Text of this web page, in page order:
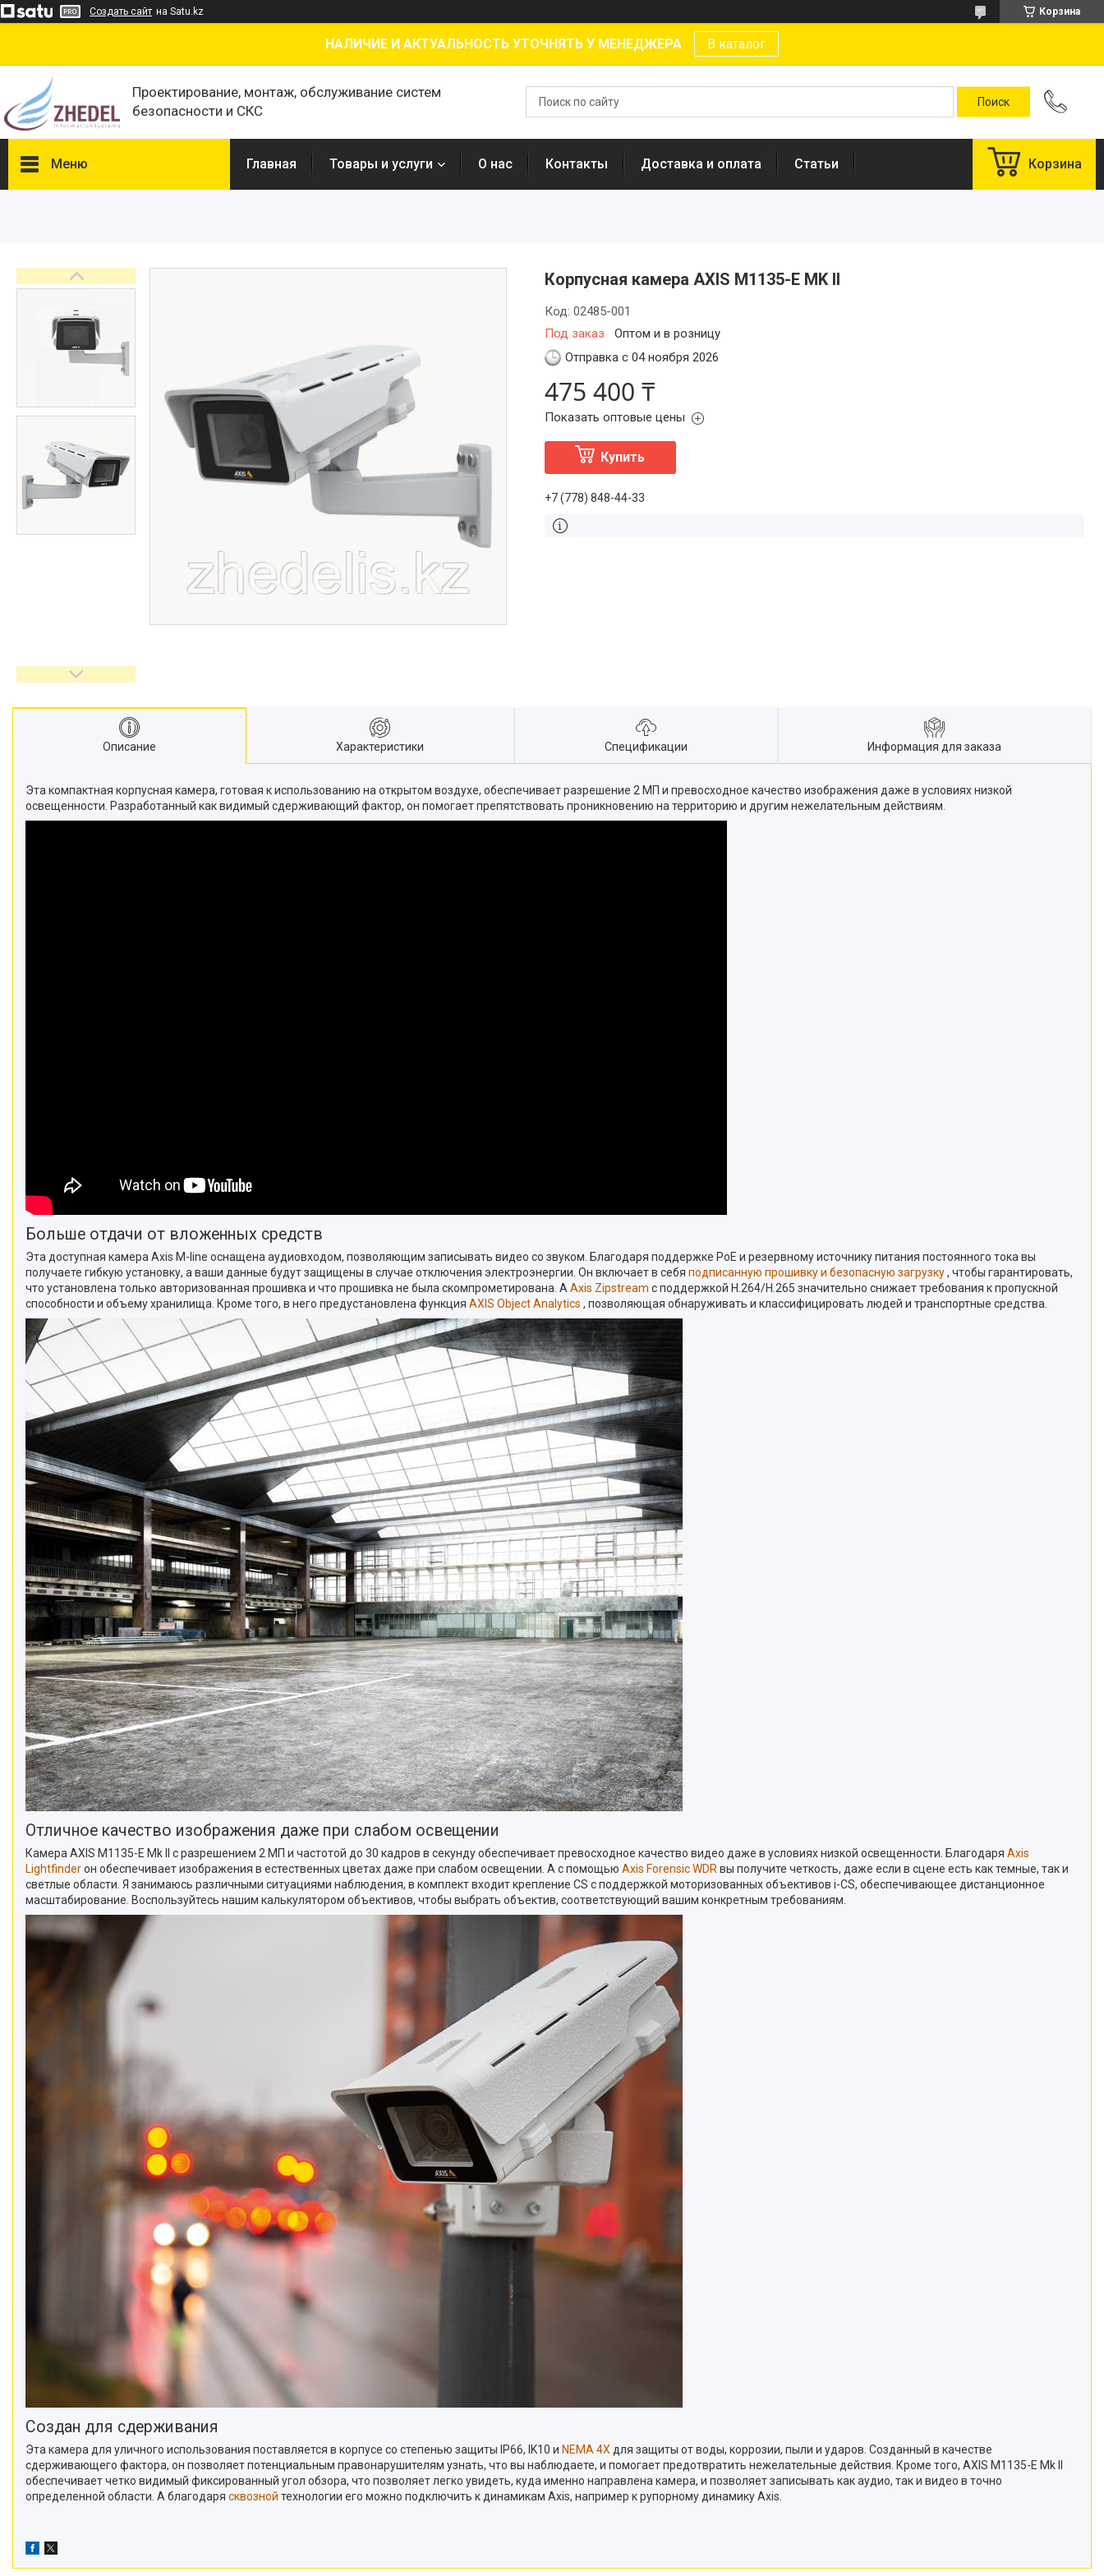
Создать сайт на Satu.kz Корзина
НАЛИЧИЕ И АКТУАЛЬНОСТЬ УТОЧНЯТЬ У МЕНЕДЖЕРА В каталог
Проектирование, монтаж, обслуживание систем
безопасности и СКС
Меню
Сертификаты
Главная Товары и услуги О нас Контакты Доставка и оплата Статьи Корзина
Корпусная камера AXIS M1135-E MK II
Под заказ Оптом и в розницу
Код: 02485-001
Отправка с 04 ноября 2026
475 400 ₸
Показать оптовые цены
Купить
+7 (778) 848-44-33
Описание Характеристики Спецификации Информация для заказа
Эта компактная корпусная камера, готовая к использованию на открытом воздухе, обеспечивает разрешение 2 МП и превосходное качество изображения даже в условиях низкой
освещенности. Разработанный как видимый сдерживающий фактор, он помогает препятствовать проникновению на территорию и другим нежелательным действиям.
Больше отдачи от вложенных средств
Эта доступная камера Axis M-line оснащена аудиовходом, позволяющим записывать видео со звуком. Благодаря поддержке PoE и резервному источнику питания постоянного тока вы
получаете гибкую установку, а ваши данные будут защищены в случае отключения электроэнергии. Он включает в себя подписанную прошивку и безопасную загрузку, чтобы гарантировать,
что установлена ​​только авторизованная прошивка и что прошивка не была скомпрометирована. А Axis Zipstream с поддержкой H.264/H.265 значительно снижает требования к пропускной
способности и объему хранилища. Кроме того, в него предустановлена ​​функция AXIS Object Analytics , позволяющая обнаруживать и классифицировать людей и транспортные средства.
Отличное качество изображения даже при слабом освещении
Камера AXIS M1135-E Mk II с разрешением 2 МП и частотой до 30 кадров в секунду обеспечивает превосходное качество видео даже в условиях низкой освещенности. Благодаря Axis
Lightfinderон обеспечивает изображения в естественных цветах даже при слабом освещении. А с помощью Axis Forensic WDR вы получите четкость, даже если в сцене есть как темные, так и
светлые области. Я занимаюсь различными ситуациями наблюдения, в комплект входит крепление CS с поддержкой моторизованных объективов i-CS, обеспечивающее дистанционное
масштабирование. Воспользуйтесь нашим калькулятором объективов, чтобы выбрать объектив, соответствующий вашим конкретным требованиям.
Создан для сдерживания
Эта камера для уличного использования поставляется в корпусе со степенью защиты IP66, IK10 и NEMA 4X для защиты от воды, коррозии, пыли и ударов. Созданный в качестве
сдерживающего фактора, он позволяет потенциальным правонарушителям узнать, что вы наблюдаете, и помогает предотвратить нежелательные действия. Кроме того, AXIS M1135-E Mk II
обеспечивает четко видимый фиксированный угол обзора, что позволяет легко увидеть, куда именно направлена ​​камера, и позволяет записывать как аудио, так и видео в точно
определенной области. А благодаря сквозной технологии его можно подключить к динамикам Axis, например к рупорному динамику Axis.